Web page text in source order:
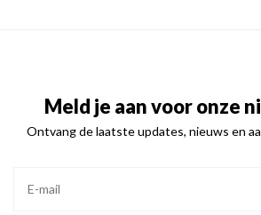
Meld je aan voor onze
Ontvang de laatste updates, nieuws en